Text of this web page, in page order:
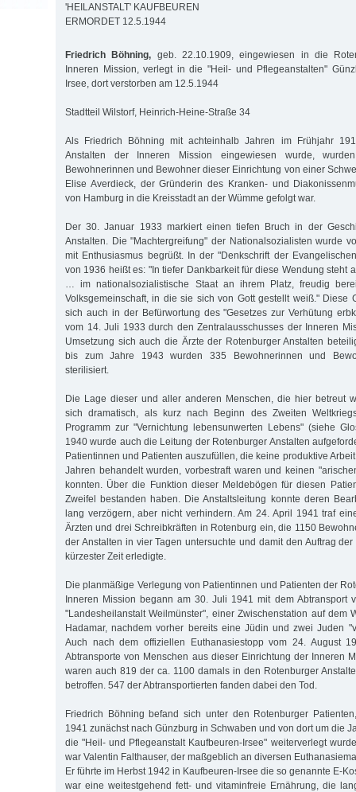
'HEILANSTALT' KAUFBEUREN
ERMORDET 12.5.1944
Friedrich Böhning, geb. 22.10.1909, eingewiesen in die
Inneren Mission, verlegt in die "Heil- und Pflegeanstalten"
Irsee, dort verstorben am 12.5.1944
Stadtteil Wilstorf, Heinrich-Heine-Straße 34
Als Friedrich Böhning mit achteinhalb Jahren im Frühjahr
Anstalten der Inneren Mission eingewiesen wurde,
Bewohnerinnen und Bewohner dieser Einrichtung von einer
Elise Averdieck, der Gründerin des Kranken- und
von Hamburg in die Kreisstadt an der Wümme gefolgt war.
Der 30. Januar 1933 markiert einen tiefen Bruch in der
Anstalten. Die "Machtergreifung" der Nationalsozialisten wurde
mit Enthusiasmus begrüßt. In der "Denkschrift der
von 1936 heißt es: "In tiefer Dankbarkeit für diese Wendung steht
… im nationalsozialistische Staat an ihrem Platz, freudig
Volksgemeinschaft, in die sie sich von Gott gestellt weiß." Diese
sich auch in der Befürwortung des "Gesetzes zur Verhütung
vom 14. Juli 1933 durch den Zentralausschusses der Inneren
Umsetzung sich auch die Ärzte der Rotenburger Anstalten
bis zum Jahre 1943 wurden 335 Bewohnerinnen und
sterilisiert.
Die Lage dieser und aller anderen Menschen, die hier betreut
sich dramatisch, als kurz nach Beginn des Zweiten
Programm zur "Vernichtung lebensunwerten Lebens" (siehe
1940 wurde auch die Leitung der Rotenburger Anstalten
Patientinnen und Patienten auszufüllen, die keine produktive
Jahren behandelt wurden, vorbestraft waren und keinen
konnten. Über die Funktion dieser Meldebögen für diesen
Zweifel bestanden haben. Die Anstaltsleitung konnte deren
lang verzögern, aber nicht verhindern. Am 24. April 1941 traf
Ärzten und drei Schreibkräften in Rotenburg ein, die 1150
der Anstalten in vier Tagen untersuchte und damit den Auftrag
kürzester Zeit erledigte.
Die planmäßige Verlegung von Patientinnen und Patienten der
Inneren Mission begann am 30. Juli 1941 mit dem Abtransport
"Landesheilanstalt Weilmünster", einer Zwischenstation auf dem
Hadamar, nachdem vorher bereits eine Jüdin und zwei Juden
Auch nach dem offiziellen Euthanasiestopp vom 24. August
Abtransporte von Menschen aus dieser Einrichtung der Inneren
waren auch 819 der ca. 1100 damals in den Rotenburger
betroffen. 547 der Abtransportierten fanden dabei den Tod.
Friedrich Böhning befand sich unter den Rotenburger
1941 zunächst nach Günzburg in Schwaben und von dort um die
die "Heil- und Pflegeanstalt Kaufbeuren-Irsee" weiterverlegt
war Valentin Falthauser, der maßgeblich an diversen
Er führte im Herbst 1942 in Kaufbeuren-Irsee die so genannte E-
war eine weitestgehend fett- und vitaminfreie Ernährung, die